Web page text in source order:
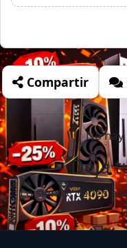
Compartir
No
Deja
Lo siento, debes